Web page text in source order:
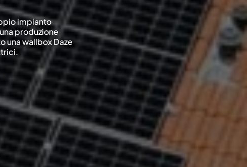
impianto
produzione
una wallbox Daze